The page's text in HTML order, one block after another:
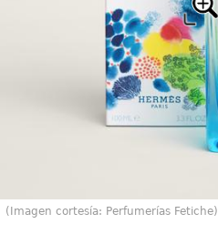
(Imagen cortesía: Perfumerías Fetiche)